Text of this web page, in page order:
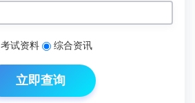
考试资料 综合资讯
立即查询